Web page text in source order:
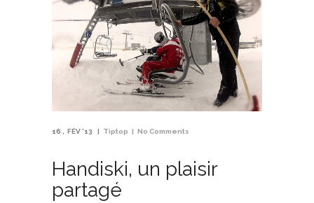
16 FÉV '13 Tiptop No Comments
Handiski, un plaisir
partagé